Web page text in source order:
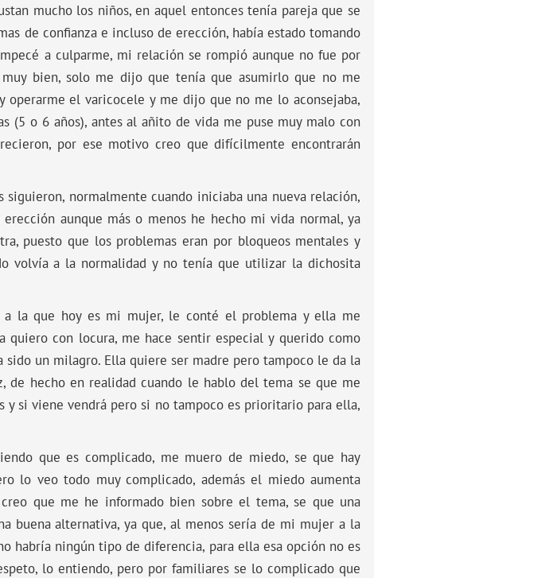
mucho los niños, en aquel entonces tenía pareja que se
de confianza e incluso de erección, había estado tomando
a culparme, mi relación se rompió aunque no fue por
bien, solo me dijo que tenía que asumirlo que no me
el varicocele y me dijo que no me lo aconsejaba,
(5 o 6 años), antes al añito de vida me puse muy malo con
por ese motivo creo que difícilmente encontrarán
normalmente cuando iniciaba una nueva relación,
aunque más o menos he hecho mi vida normal, ya
puesto que los problemas eran por bloqueos mentales y
volvía a la normalidad y no tenía que utilizar la dichosita
a la que hoy es mi mujer, le conté el problema y ella me
quiero con locura, me hace sentir especial y querido como
un milagro. Ella quiere ser madre pero tampoco le da la
de hecho en realidad cuando le hablo del tema se que me
si viene vendrá pero si no tampoco es prioritario para ella,
que es complicado, me muero de miedo, se que hay
lo veo todo muy complicado, además el miedo aumenta
que me he informado bien sobre el tema, se que una
buena alternativa, ya que, al menos sería de mi mujer a la
habría ningún tipo de diferencia, para ella esa opción no es
lo entiendo, pero por familiares se lo complicado que